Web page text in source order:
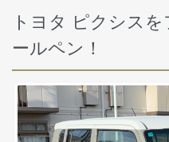
トヨタ ピクシス
ールペン！